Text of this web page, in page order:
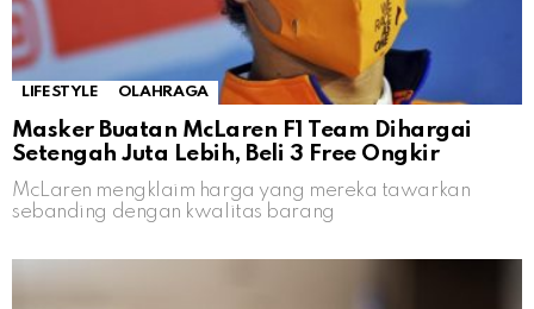
LIFESTYLE OLAHRAGA
Masker Buatan McLaren F1 Team Dihargai
Setengah Juta Lebih, Beli 3 Free Ongkir
McLaren mengklaim harga yang mereka tawarkan
sebanding dengan kwalitas barang